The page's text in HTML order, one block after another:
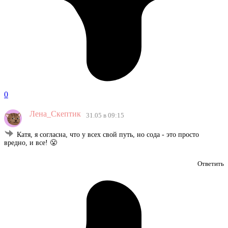
0
Лена_Скептик 31.05 в 09:15
Катя, я согласна, что у всех свой путь, но сода - это просто
вредно, и все! 😤
Ответить